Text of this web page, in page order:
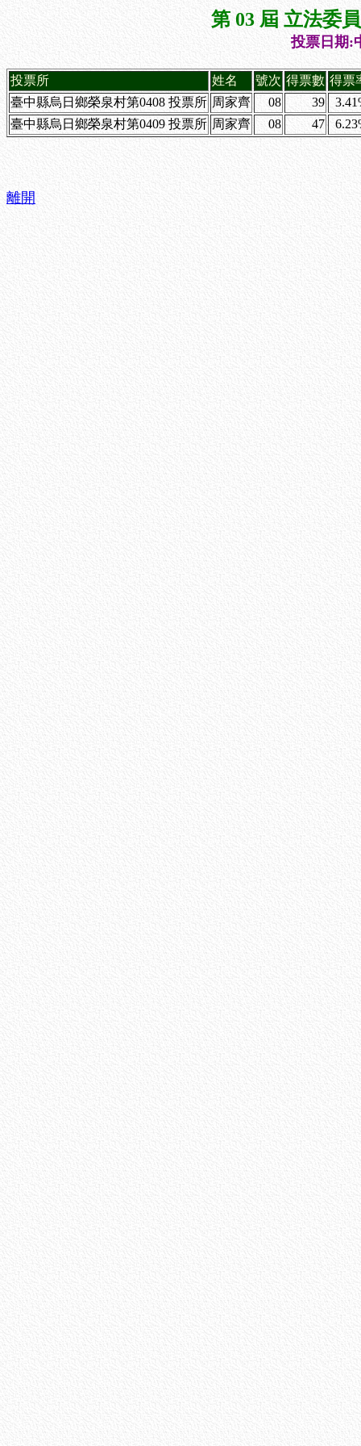
第 03 屆 立法委
投票日期:
投票所 姓名 號次 得票數 得票
臺中縣烏日鄉榮泉村第0408 投票所 周家齊 08 39
臺中縣烏日鄉榮泉村第0409 投票所 周家齊 08 47
離開